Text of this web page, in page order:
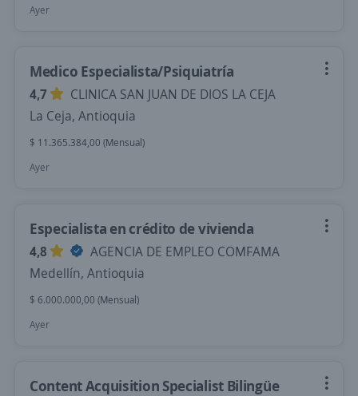
Ayer
Medico Especialista/Psiquiatría
4,7
CLINICA SAN JUAN DE DIOS LA CEJA
La Ceja, Antioquia
$ 11.365.384,00 (Mensual)
Ayer
Especialista en crédito de vivienda
4,8
AGENCIA DE EMPLEO COMFAMA
Medellín, Antioquia
$ 6.000.000,00 (Mensual)
Ayer
Content Acquisition Specialist Bilingüe